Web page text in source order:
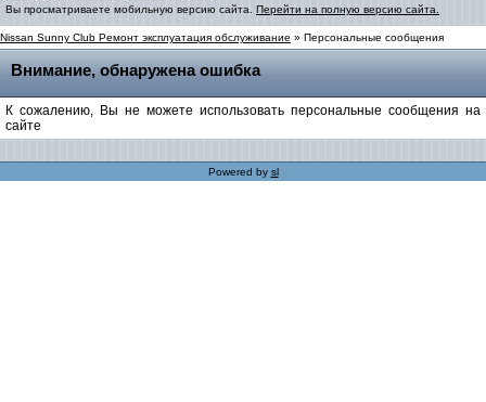
Вы просматриваете мобильную версию сайта. Перейти на полную версию сайта.
Nissan Sunny Club Ремонт эксплуатация обслуживание » Персональные сообщения
Внимание, обнаружена ошибка
К сожалению, Вы не можете использовать персональные сообщения на
сайте
Powered by sl